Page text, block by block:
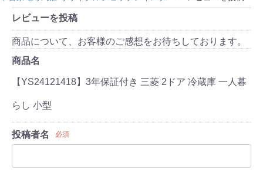
レビューを投稿
商品について、お客様のご感想をお待ちしております。
商品名
【YS24121418】3年保証付き 三菱 2ドア 冷蔵庫 一人暮
らし 小型
投稿者名 必須